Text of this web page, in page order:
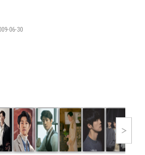
06-30